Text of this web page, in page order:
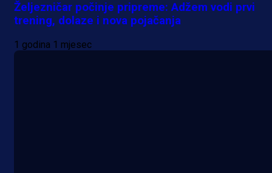
Željezničar počinje pripreme: Adžem vodi prvi
trening, dolaze i nova pojačanja
1 godina 1 mjesec